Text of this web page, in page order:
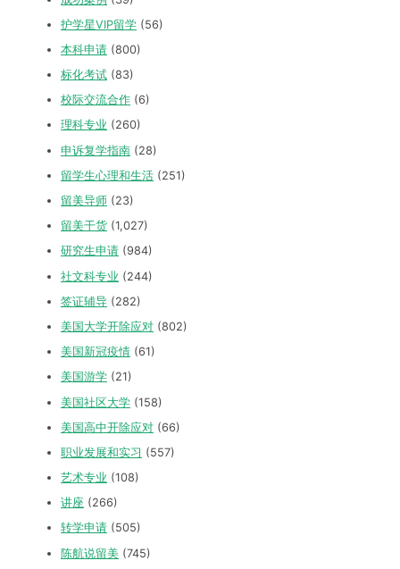
护学星VIP留学 (56)
本科申请 (800)
标化考试 (83)
校际交流合作 (6)
理科专业 (260)
申诉复学指南 (28)
留学生心理和生活 (251)
留美导师 (23)
留美干货 (1,027)
研究生申请 (984)
社文科专业 (244)
签证辅导 (282)
美国大学开除应对 (802)
美国新冠疫情 (61)
美国游学 (21)
美国社区大学 (158)
美国高中开除应对 (66)
职业发展和实习 (557)
艺术专业 (108)
讲座 (266)
转学申请 (505)
陈航说留美 (745)